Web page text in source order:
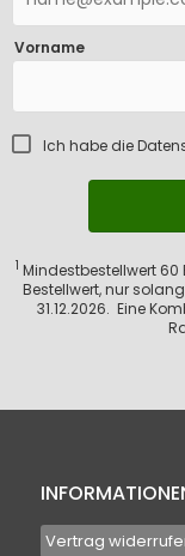
Vorname
Ich habe die
1 Mindestbestellwert 60
Bestellwert, nur
31.12.2026. Eine
Vertrag